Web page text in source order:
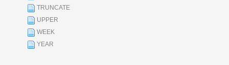
TRUNCATE
UPPER
WEEK
YEAR